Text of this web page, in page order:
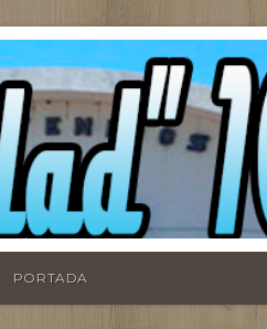
PORTADA